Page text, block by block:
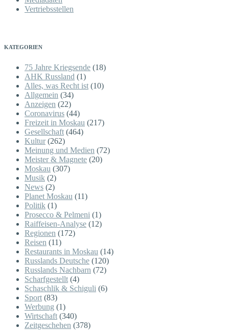
Vertriebsstellen
KATEGORIEN
75 Jahre Kriegsende (18)
AHK Russland (1)
Alles, was Recht ist (10)
Allgemein (34)
Anzeigen (22)
Coronavirus (44)
Freizeit in Moskau (217)
Gesellschaft (464)
Kultur(262)
Meinung und Medien (72)
Meister & Magnete (20)
Moskau (307)
Musik (2)
News (2)
Planet Moskau (11)
Politik (1)
Prosecco & Pelmeni (1)
Raiffeisen-Analyse (12)
Regionen (172)
Reisen (11)
Restaurants in Moskau (14)
Russlands Deutsche (120)
Russlands Nachbarn (72)
Scharfgestellt (4)
Schaschlik & Schiguli (6)
Sport (83)
Werbung (1)
Wirtschaft (340)
Zeitgeschehen (378)